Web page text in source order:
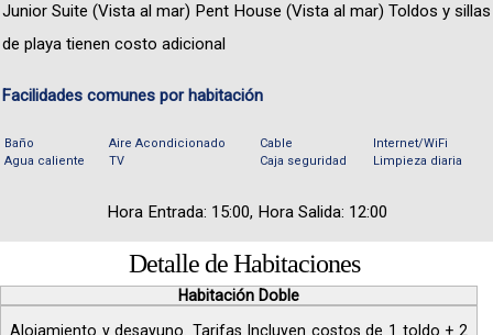
Junior Suite (Vista al mar) Pent House (Vista al mar) Toldos y sillas
de playa tienen costo adicional
Facilidades comunes por habitación
Baño
Agua caliente
Aire Acondicionado
TV
Cable
Caja seguridad
Internet/WiFi
Limpieza diaria
Hora Entrada: 15:00, Hora Salida: 12:00
Detalle de Habitaciones
Habitación Doble
Alojamiento y desayuno. Tarifas Incluyen costos de 1 toldo + 2